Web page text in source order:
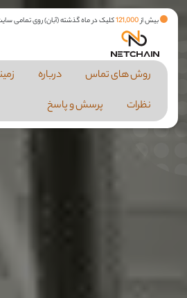
بیش از121,000کلیک در ماه گذشته (آبان) روی تمامی
روش های تماس درباره
نظرات
پرسش و پاسخ